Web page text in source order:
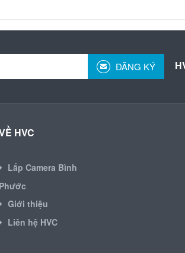
ĐĂNG KÝ
HVC
Lắp Camera Bình
Phước
Giới thiệu
Liên hệ HVC